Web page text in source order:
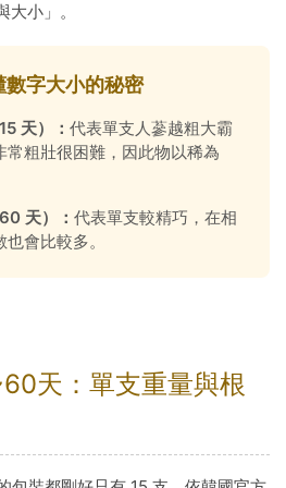
小」。
字大小的秘密
天）： 代表單支人蔘越粗大霸
常粗壯很困難，因此物以稀為
天）： 代表單支較精巧，在相
會比較多。
天：單支重量與根